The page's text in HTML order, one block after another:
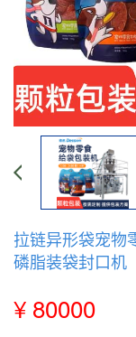
拉链异形袋宠物
磷脂装袋封口机
¥ 80000